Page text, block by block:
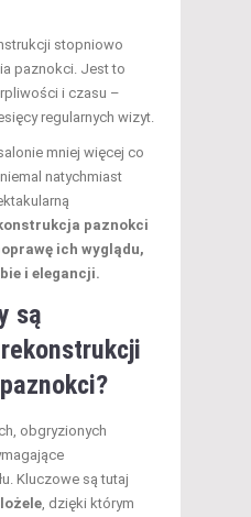
stopniowo
paznokci. Jest to
i czasu –
regularnych wizyt.
mniej więcej co
natychmiast
paznokci
ich wyglądu,
i elegancji.
są
obgryzionych
Kluczowe są tutaj
, dzięki którym